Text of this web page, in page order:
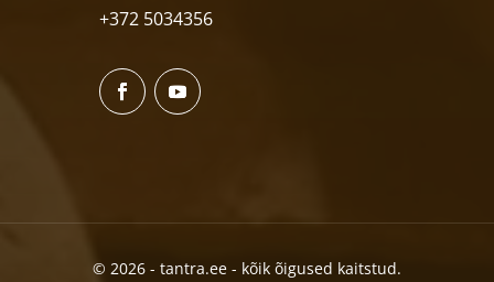
+372 5034356
© 2026 - tantra.ee - kõik õigused kaitstud.